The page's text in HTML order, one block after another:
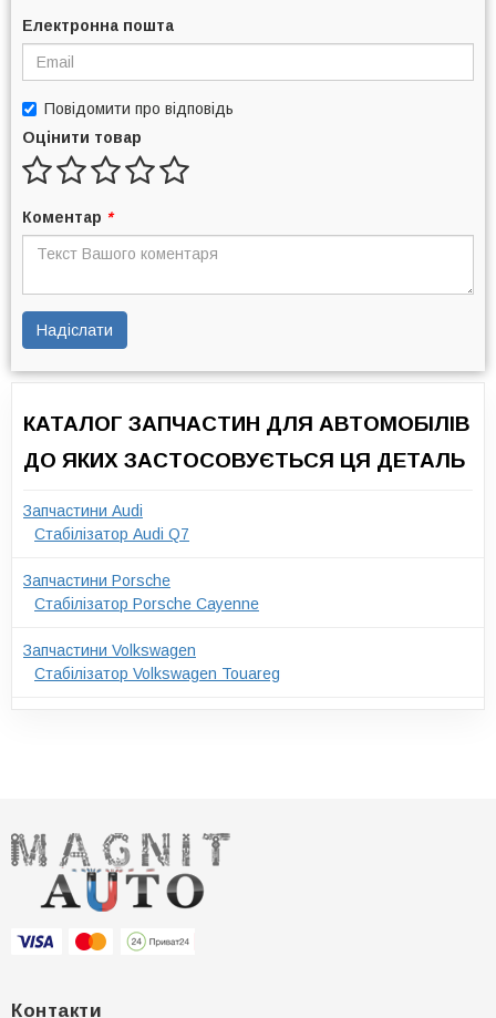
Електронна пошта
Повідомити про відповідь
Оцінити товар
Коментар *
Надіслати
КАТАЛОГ ЗАПЧАСТИН ДЛЯ АВТОМОБІЛІВ
ДО ЯКИХ ЗАСТОСОВУЄТЬСЯ ЦЯ ДЕТАЛЬ
Запчастини Audi
Стабілізатор Audi Q7
Запчастини Porsche
Стабілізатор Porsche Cayenne
Запчастини Volkswagen
Стабілізатор Volkswagen Touareg
Контакти